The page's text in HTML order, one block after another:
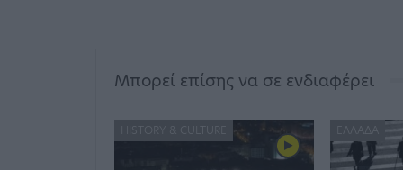
Μπορεί επίσης να σε ενδιαφέρει
HISTORY & CULTURE ΕΛΛΆΔΑ